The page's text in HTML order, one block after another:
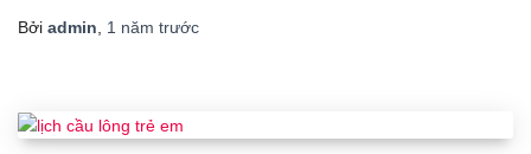
Bởi admin 1 năm trước